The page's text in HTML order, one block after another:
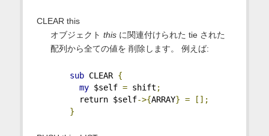
CLEAR this
オブジェクト thisに関連付けられた tie された
配列から全ての値を 削除します。 例えば:
sub CLEAR {
my $self = shift ;
return $self->{ARRAY} =
[];
}